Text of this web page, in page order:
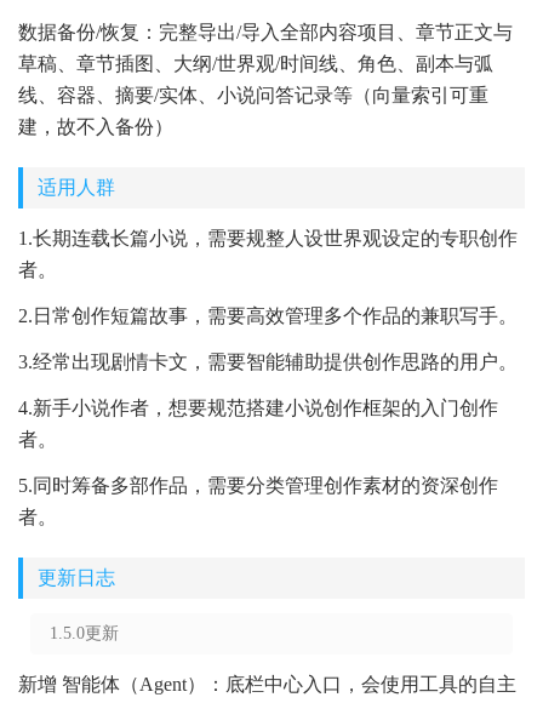
数据备份/恢复：完整导出/导入全部内容项目、章节正文与
草稿、章节插图、大纲/世界观/时间线、角色、副本与弧
线、容器、摘要/实体、小说问答记录等（向量索引可重
建，故不入备份）
适用人群
1.长期连载长篇小说，需要规整人设世界观设定的专职创作
者。
2.日常创作短篇故事，需要高效管理多个作品的兼职写手。
3.经常出现剧情卡文，需要智能辅助提供创作思路的用户。
4.新手小说作者，想要规范搭建小说创作框架的入门创作
者。
5.同时筹备多部作品，需要分类管理创作素材的资深创作
者。
更新日志
1.5.0更新
新增 智能体（Agent）：底栏中心入口，会使用工具的自主